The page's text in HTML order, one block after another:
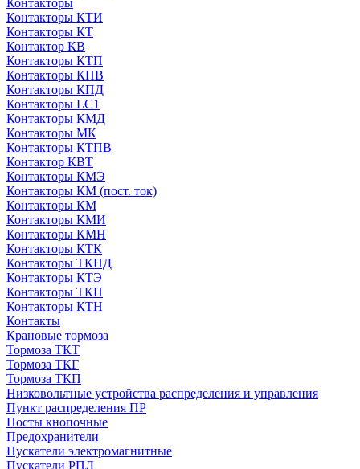
Контакторы
Контакторы КТИ
Контакторы КТ
Контактор КВ
Контакторы КТП
Контакторы КПВ
Контакторы КПД
Контакторы LC1
Контакторы КМД
Контакторы МК
Контакторы КТПВ
Контактор КВТ
Контакторы КМЭ
Контакторы КМ (пост. ток)
Контакторы КМ
Контакторы КМИ
Контакторы КМН
Контакторы КТК
Контакторы ТКПД
Контакторы КТЭ
Контакторы ТКП
Контакторы КТН
Контакты
Крановые тормоза
Тормоза ТКТ
Тормоза ТКГ
Тормоза ТКП
Низковольтные устройства распределения и управления
Пункт распределения ПР
Посты кнопочные
Предохранители
Пускатели электромагнитные
Пускатели РПЛ